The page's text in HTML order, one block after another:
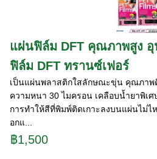
แผ่นฟิล์ม DFT คุณภาพสูง
ฟิล์ม DFT ทรานซ์เฟอร์
เป็นแผ่นพลาสติกใสลักษณะขุ่น คุณภาพ
ความหนา 30 ไมครอน เคลือบน้ำยาพิเ
การทำให้สีที่พิมพ์ติดเกาะลงบนแผ่นไม่ไ
อกแ...
฿1,500